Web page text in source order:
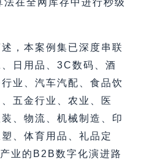
，本案例集已深度串联
日用品、3C数码、酒
业、汽车汽配、食品饮
五金行业、农业、医
、物流、机械制造、印
、体育用品、礼品定
业的B2B数字化演进路